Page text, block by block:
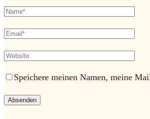
Speichere meinen Namen, meine